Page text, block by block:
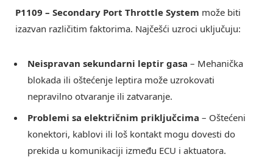
P1109 – Secondary Port Throttle System može biti
izazvan različitim faktorima. Najčešći uzroci uključuju:
Neispravan sekundarni leptir gasa – Mehanička
blokada ili oštećenje leptira može uzrokovati
nepravilno otvaranje ili zatvaranje.
Problemi sa električnim priključcima – Oštećeni
konektori, kablovi ili loš kontakt mogu dovesti do
prekida u komunikaciji između ECU i aktuatora.